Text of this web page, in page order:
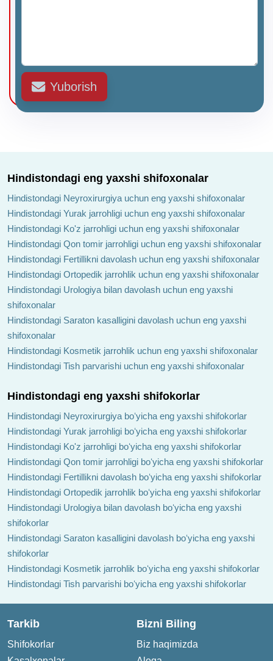
Yuborish
Hindistondagi eng yaxshi shifoxonalar
Hindistondagi Neyroxirurgiya uchun eng yaxshi shifoxonalar
Hindistondagi Yurak jarrohligi uchun eng yaxshi shifoxonalar
Hindistondagi Ko'z jarrohligi uchun eng yaxshi shifoxonalar
Hindistondagi Qon tomir jarrohligi uchun eng yaxshi shifoxonalar
Hindistondagi Fertillikni davolash uchun eng yaxshi shifoxonalar
Hindistondagi Ortopedik jarrohlik uchun eng yaxshi shifoxonalar
Hindistondagi Urologiya bilan davolash uchun eng yaxshi
shifoxonalar
Hindistondagi Saraton kasalligini davolash uchun eng yaxshi
shifoxonalar
Hindistondagi Kosmetik jarrohlik uchun eng yaxshi shifoxonalar
Hindistondagi Tish parvarishi uchun eng yaxshi shifoxonalar
Hindistondagi eng yaxshi shifokorlar
Hindistondagi Neyroxirurgiya boʻyicha eng yaxshi shifokorlar
Hindistondagi Yurak jarrohligi boʻyicha eng yaxshi shifokorlar
Hindistondagi Ko'z jarrohligi boʻyicha eng yaxshi shifokorlar
Hindistondagi Qon tomir jarrohligi boʻyicha eng yaxshi shifokorlar
Hindistondagi Fertillikni davolash boʻyicha eng yaxshi shifokorlar
Hindistondagi Ortopedik jarrohlik boʻyicha eng yaxshi shifokorlar
Hindistondagi Urologiya bilan davolash boʻyicha eng yaxshi
shifokorlar
Hindistondagi Saraton kasalligini davolash boʻyicha eng yaxshi
shifokorlar
Hindistondagi Kosmetik jarrohlik boʻyicha eng yaxshi shifokorlar
Hindistondagi Tish parvarishi boʻyicha eng yaxshi shifokorlar
Tarkib
Shifokorlar
Bizni Biling
Biz haqimizda